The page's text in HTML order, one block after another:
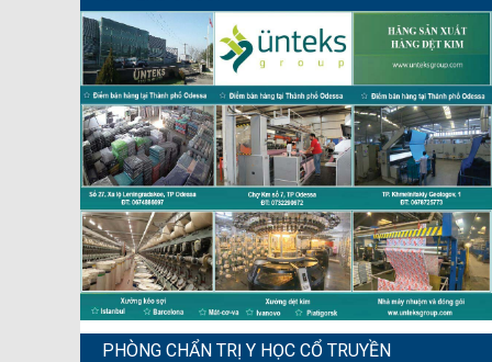
PHÒNG CHẨN TRỊ Y HỌC CỔ TRUYỀN